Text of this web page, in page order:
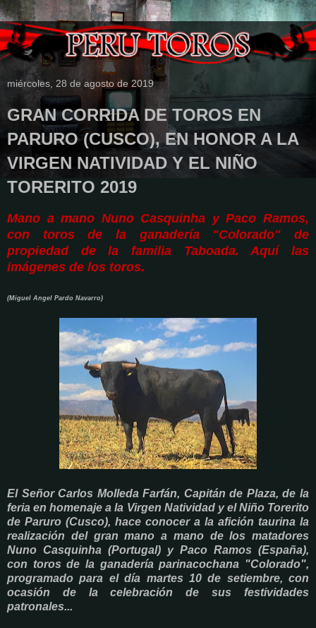
miércoles, 28 de agosto de 2019
GRAN CORRIDA DE TOROS EN
PARURO (CUSCO), EN HONOR A LA
VIRGEN NATIVIDAD Y EL NIÑO
TORERITO 2019
Mano a mano Nuno Casquinha y Paco Ramos,
con toros de la ganadería "Colorado" de
propiedad de la familia Taboada. Aquí las
imágenes de los toros.
(Miguel Angel Pardo Navarro)
El Señor Carlos Molleda Farfán, Capitán de Plaza, de la
feria en homenaje a la Virgen Natividad y el Niño Torerito
de Paruro (Cusco), hace conocer a la afición taurina la
realización del gran mano a mano de los matadores
Nuno Casquinha (Portugal) y Paco Ramos (España),
con toros de la ganadería parinacochana "Colorado",
programado para el día martes 10 de setiembre, con
ocasión de la celebración de sus festividades
patronales...